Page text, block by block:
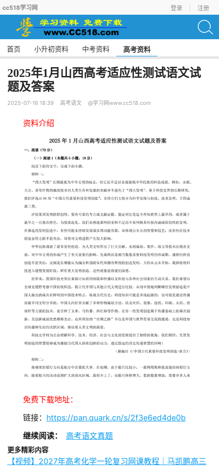
cc518学习网 登录 注册
首页 小升初资料 中考资料 高考资料
2025年1月山西高考适应性测试语文试
题及答案
2025-07-16 18:39 高考语文 @学习网www.cc518.com
资料介绍
免费下载地址：
链接： https://pan.quark.cn/s/2f3e6ed4de0b
继续阅读：
高考语文真题
更多精彩内容
【视频】2027年高考化学一轮复习网课教程｜马凯鹏高三